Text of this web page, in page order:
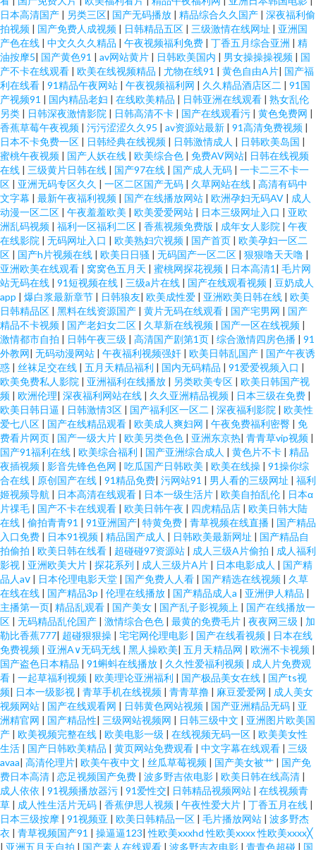
日本高清国产 | 另类三区| 国产无码播放 | 精品综合久久国产 | 深夜福利偷
拍视频 | 国产免费人成视频 | 日韩精品五区 | 三级激情在线网址 | 亚洲国
产色在线 | 中文久久久精品 | 午夜视频福利免费 | 丁香五月综合亚洲 | 精
油按摩5| 国产黄色91 | av网站黄片 | 日韩欧美国内 | 男女操操操视频 | 国
产不卡在线观看 | 欧美在线视频精品 | 尤物在线91 | 黄色自由A片| 国产福
利在线看 | 91精品午夜网站 | 午夜视频福利网 | 久久精品酒店区二 | 91国
产视频91 | 国内精品老妇 | 在线欧美精品 | 日韩亚洲在线观看 | 熟女乱伦
另类 | 日韩深夜激情影院 | 日韩高清不卡 | 国产在线观看污 | 黄色免费网 |
香蕉草莓午夜视频 | 污污涩涩久久95 | av资源站最新 | 91高清免费视频 |
日本不卡免费一区 | 日韩经典在线视频 | 日韩激情成人 | 日韩欧美岛国 |
蜜桃午夜视频 | 国产人妖在线 | 欧美综合色 | 免费AV网站| 日韩在线视频
在线 | 三级黄片日韩在线 | 国产97在线 | 国产成人无码 | 一卡二三不卡一
区 | 亚洲无码专区久久 | 一区二区国产无码 | 久草网站在线 | 高清有码中
文字幕 | 最新午夜福利视频 | 国产在线播放网站 | 欧洲孕妇无码AV | 成人
动漫一区二区 | 午夜羞羞欧美 | 欧美爱爱网站 | 日本三级网址入口 | 亚欧
洲乱码视频 | 福利一区福利二区 | 香蕉视频免费版 | 成年女人影院 | 午夜
在线影院 | 无码网址入口 | 欧美熟妇穴视频 | 国产首页 | 欧美孕妇一区二
区 | 国产h片视频在线 | 欧美日日骚 | 无码国产一区二区 | 狠狠噜天天噜 |
亚洲欧美在线观看 | 窝窝色五月天 | 蜜桃网探花视频 | 日本高清1 | 毛片网
站无码在线 | 91短视频在线 | 三级a片在线 | 国产在线观看视频 | 豆奶成人
app | 爆白浆最新章节 | 日韩狼友| 欧美成性爱 | 亚洲欧美日韩在线 | 欧美
日韩精品区 | 黑料在线资源国产 | 黄片无码在线观看 | 国产宅男网 | 国产
精品不卡视频 | 国产老妇女二区 | 久草新在线视频 | 国产一区在线视频 |
激情都市自拍 | 日韩午夜三级 | 高清国产剧第1页 | 综合激情四房色播 | 91
外教网| 无码动漫网站 | 午夜福利视频强奸 | 欧美日韩乱国产 | 国产午夜诱
惑 | 丝袜足交在线 | 五月天精品福利 | 国内无码精品 | 91爱爱视频入口 |
欧美免费私人影院 | 亚洲福利在线播放 | 另类欧美专区 | 欧美日韩国产视
频 | 欧洲伦理| 深夜福利网站在线 | 久久亚洲精品视频 | 日本三级在免费 |
欧美日韩日逼 | 日韩激情3区 | 国产福利区一区二 | 深夜福利影院 | 欧美性
爱七八区 | 国产在线精品观看 | 欧美成人爽妇网 | 午夜免费福利密臀 | 免
费看片网页 | 国产一级大片 | 欧美另类色色 | 亚洲东京热| 青青草vip视频 |
国产91福利在线 | 欧美综合福利 | 国产亚洲综合成人 | 黄色片不卡 | 精品
夜插视频 | 影音先锋色色网 | 吃瓜国产日韩欧美 | 欧美在线操 | 91操你综
合在线 | 原创国产在线 | 91精品免费| 污网站91 | 男人看的三级网址 | 福利
姬视频导航 | 日本高清在线观看 | 日本一级生活片 | 欧美自拍乱伦 | 日本α
片祼毛 | 国产不卡在线观看 | 欧美日韩午夜 | 四虎精品店 | 欧美日韩大陆
在线 | 偷拍青青91 | 91亚洲国产| 特黄免费 | 青草视频在线直播 | 国产精品
入口免费 | 日本91视频 | 精品国产成人 | 日韩欧美最新网址 | 国产精品自
拍偷拍 | 欧美日韩在线看 | 超碰碰97资源站 | 成人三级A片偷拍 | 成人福利
影视 | 亚洲欧美大片 | 探花系列 | 成人三级片A片 | 日本电影成人 | 国产精
品人aⅴ | 日本伦理电影天堂 | 国产免费人人看 | 国产精选在线视频 | 久草
在线在线 | 国产精品3p | 伦理在线播放 | 国产精品成人a | 亚洲伊人精品 |
主播第一页| 精品乱观看 | 国产美女 | 国产乱子影视频上 | 国产在线播放一
区 | 无码精品乱伦国产 | 激情综合色色 | 最黄的免费毛片 | 夜夜网三级 | 加
勒比香蕉777| 超碰狠狠操 | 宅宅网伦理电影 | 国产在线看视频 | 日本在线
免费视频 | 亚洲A∨无码无线 | 黑人操欧美| 五月天精品网 | 欧洲不卡视频 |
国产盗色日本精品 | 91蝌蚪在线播放 | 久久性爱福利视频 | 成人片免费观
看 | 一起草福利视频 | 欧美理论亚洲福利 | 国产极品美女在线 | 国产ts视
频| 日本一级影视 | 青草手机在线视频 | 青青草撸 | 麻豆爱爱网 | 成人美女
视频网站 | 国产在线观看网 | 日韩黄色网站视频 | 国产亚洲精品无码 | 亚
洲精官网 | 国产精品性| 三级网站视频网 | 日韩三级中文 | 亚洲图片欧美国
产 | 欧美视频完整在线 | 欧美电影一级 | 在线视频无码一区 | 欧美美女性
生活 | 国产日韩欧美精品 | 黄页网站免费观看 | 中文字幕在线观看 | 三级
avaa| 高清伦理片| 欧美午夜中文 | 丝瓜草莓视频 | 国产美女被艹 | 国产免
费日本高清 | 恋足视频国产免费 | 波多野吉依电影 | 欧美日韩在线高清 |
成人依依 | 91视频播放器污 | 91爱性交| 日韩精品视频网站 | 在线视频青
草 | 成人性生活片无码 | 香蕉伊思人视频 | 午夜性爱大片 | 丁香五月在线 |
日本三级按摩 | 91视频亚 | 欧美日韩精品一区 | 毛片播放网站 | 波多野杰
衣 | 青草视频国产91 | 操逼逼123|性欧美xxxhd 性欧美xxxx 性欧美xxxx╳
| 亚洲五月天自拍 | 国产素人在线观看 | 波多野吉衣电影 | 青青色超碰 | 国